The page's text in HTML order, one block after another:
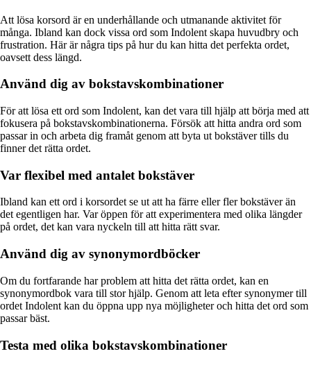
Att lösa korsord är en underhållande och utmanande aktivitet för
många. Ibland kan dock vissa ord som Indolent skapa huvudbry och
frustration. Här är några tips på hur du kan hitta det perfekta ordet,
oavsett dess längd.
Använd dig av bokstavskombinationer
För att lösa ett ord som Indolent, kan det vara till hjälp att börja med att
fokusera på bokstavskombinationerna. Försök att hitta andra ord som
passar in och arbeta dig framåt genom att byta ut bokstäver tills du
finner det rätta ordet.
Var flexibel med antalet bokstäver
Ibland kan ett ord i korsordet se ut att ha färre eller fler bokstäver än
det egentligen har. Var öppen för att experimentera med olika längder
på ordet, det kan vara nyckeln till att hitta rätt svar.
Använd dig av synonymordböcker
Om du fortfarande har problem att hitta det rätta ordet, kan en
synonymordbok vara till stor hjälp. Genom att leta efter synonymer till
ordet Indolent kan du öppna upp nya möjligheter och hitta det ord som
passar bäst.
Testa med olika bokstavskombinationer